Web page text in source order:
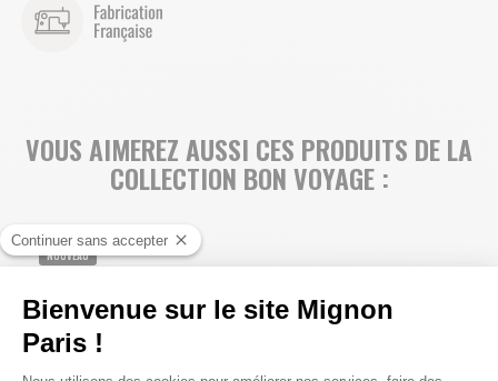
VOUS AIMEREZ AUSSI CES PRODUITS DE LA
COLLECTION BON VOYAGE :
NOUVEAU